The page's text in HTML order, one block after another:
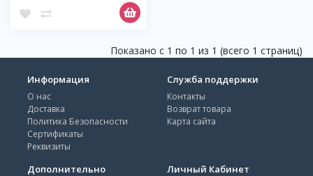
Показано с 1 по 1 из 1 (всего 1 страниц)
Информация
О нас
Доставка
Политика Безопасности
Сертификаты
Реквизиты
Служба поддержки
Контакты
Возврат товара
Карта сайта
Дополнительно Личный Кабинет